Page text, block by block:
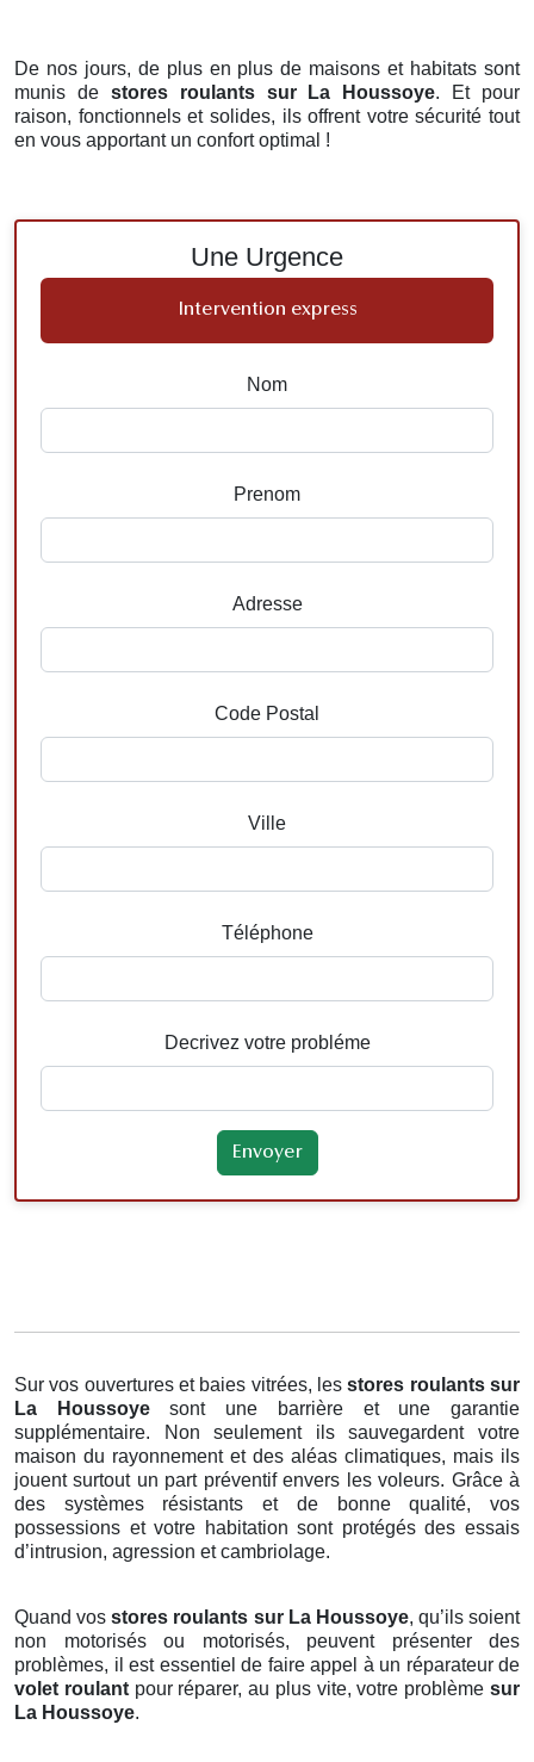
De nos jours, de plus en plus de maisons et habitats sont
munis de stores roulants sur La Houssoye. Et pour
raison, fonctionnels et solides, ils offrent votre sécurité tout
en vous apportant un confort optimal !
Une Urgence
Intervention express
Nom
Prenom
Adresse
Code Postal
Ville
Téléphone
Decrivez votre probléme
Sur vos ouvertures et baies vitrées, lesstores roulants sur
La Houssoyesont une barrière et une garantie
supplémentaire. Non seulement ils sauvegardent votre
maison du rayonnement et des aléas climatiques, mais ils
jouent surtout un part préventif envers les voleurs. Grâce à
des systèmes résistants et de bonne qualité, vos
possessions et votre habitation sont protégés des essais
d’intrusion, agression et cambriolage.
Quand vosstores roulants sur La Houssoye, qu’ils soient
non motorisés ou motorisés, peuvent présenter des
problèmes, il est essentiel de faire appel à un réparateur de
volet roulantpour réparer, au plus vite, votre problèmesur
La Houssoye.